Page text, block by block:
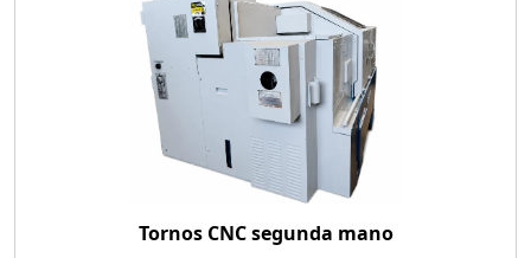
Tornos CNC segunda mano